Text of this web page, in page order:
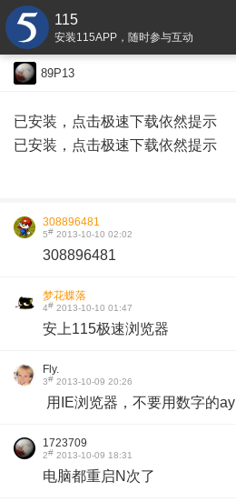
115
安装115APP，随时参与互动
89P13
已安装，点击极速下载依然提示
已安装，点击极速下载依然提示
308896481
5# 2013-10-10 02:02
308896481
梦花蝶落
4# 2013-10-10 01:47
安上115极速浏览器​
Fly.
3# 2013-10-09 20:26
用IE浏览器，不要用数字的ay
1723709
2# 2013-10-09 18:31
电脑都重启N次了